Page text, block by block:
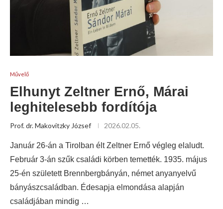
Művelő
Elhunyt Zeltner Ernő, Márai
leghitelesebb fordítója
Prof. dr. Makovitzky József 2026.02.05.
Január 26-án a Tirolban élt Zeltner Ernő végleg elaludt.
Február 3-án szűk családi körben temették. 1935. május
25-én született Brennbergbányán, német anyanyelvű
bányászcsaládban. Édesapja elmondása alapján
családjában mindig …